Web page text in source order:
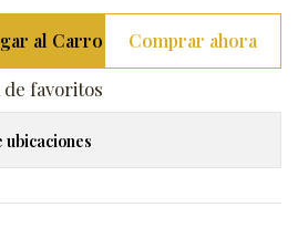
al Carro Comprar ahora
favoritos